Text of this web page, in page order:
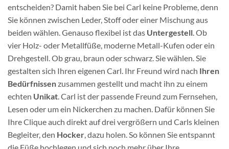
entscheiden? Damit haben Sie bei Carl keine Probleme, denn
Sie können zwischen Leder, Stoff oder einer Mischung aus
beiden wählen. Genauso flexibel ist das Untergestell. Ob
vier Holz- oder Metallfüße, moderne Metall-Kufen oder ein
Drehgestell. Ob grau, braun oder schwarz. Sie wählen. Sie
gestalten sich Ihren eigenen Carl. Ihr Freund wird nach Ihren
Bedürfnissenzusammen gestellt und macht ihn zu einem
echten Unikat. Carl ist der passende Freund zum Fernsehen,
Lesen oder um ein Nickerchen zu machen. Dafür können Sie
Ihre Clique auch direkt auf drei vergrößern und Carls kleinen
Begleiter, den Hocker, dazu holen. So können Sie entspannt